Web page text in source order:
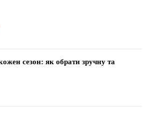
сезон: як обрати зручну та